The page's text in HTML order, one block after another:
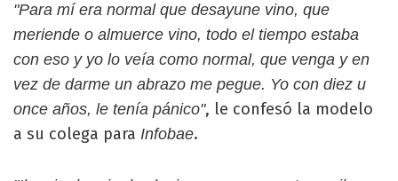
"Para mí era normal que desayune vino, que
meriende o almuerce vino, todo el tiempo estaba
con eso y yo lo veía como normal, que venga y en
vez de darme un abrazo me pegue. Yo con diez u
once años, le tenía pánico", le confesó la modelo
a su colega para Infobae.